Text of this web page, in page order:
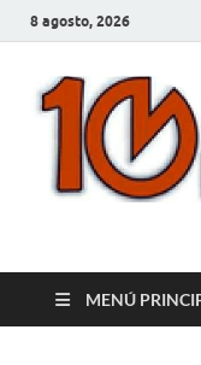
8 agosto, 2026
MENÚ